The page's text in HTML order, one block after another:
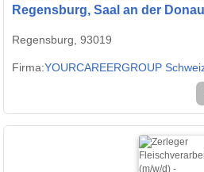
Regensburg, Saal an der
Regensburg, 93019
Firma:YOURCAREERGROUP